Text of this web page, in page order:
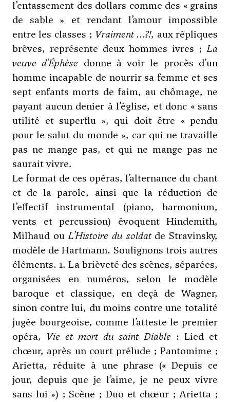
l’entassement des dollars comme des « grains
de sable » et rendant l’amour impossible
entre les classes ; Vraiment …?!, aux répliques
brèves, représente deux hommes ivres ; La
veuve d’Éphèse donne à voir le procès d’un
homme incapable de nourrir sa femme et ses
sept enfants morts de faim, au chômage, ne
payant aucun denier à l’église, et donc « sans
utilité et superflu », qui doit être « pendu
pour le salut du monde », car qui ne travaille
pas ne mange pas, et qui ne mange pas ne
saurait vivre.
Le format de ces opéras, l’alternance du chant
et de la parole, ainsi que la réduction de
l’effectif instrumental (piano, harmonium,
vents et percussion) évoquent Hindemith,
Milhaud ouL’Histoire du soldatdeStravinsky,
modèle de Hartmann. Soulignons trois autres
éléments. 1. La brièveté des scènes, séparées,
organisées en numéros, selon le modèle
baroque et classique, en deçà de Wagner,
sinon contre lui, du moins contre une totalité
jugée bourgeoise, comme l’atteste le premier
opéra, Vie et mort du saint Diable : Lied et
chœur, après un court prélude ; Pantomime ;
Arietta, réduite à une phrase (« Depuis ce
jour, depuis que je l’aime, je ne peux vivre
sans lui ») ; Scène ; Duo et chœur ; Arietta ;